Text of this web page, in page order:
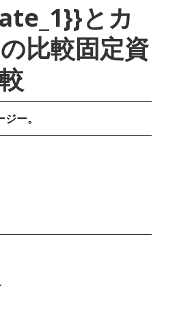
とカ
比較固定資
ー。